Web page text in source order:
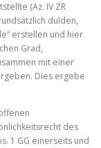
(Az. IV ZR
dulden,
erstellen und hier
Grad,
mit einer
Dies ergebe
des
1 GG einerseits und